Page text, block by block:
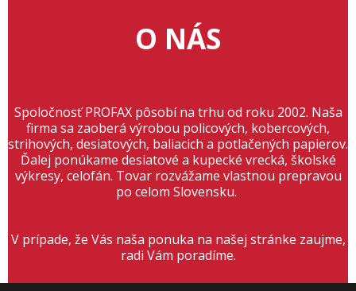
O NÁS
Spoločnosť PROFAX pôsobí na trhu od roku 2002. Naša
firma sa zaoberá výrobou policových, kobercových,
strihových, desiatových, baliacich a potlačených papierov.
Ďalej ponúkame desiatové a kupecké vrecká, školské
výkresy, celofán. Tovar rozvážame vlastnou prepravou
po celom Slovensku.
V prípade, že Vás naša ponuka na našej stránke zaujme,
radi Vám poradíme.